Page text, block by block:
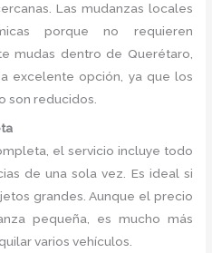
Las mudanzas locales
porque no requieren
mudas dentro de Querétaro,
excelente opción, ya que los
son reducidos.
el servicio incluye todo
de una sola vez. Es ideal si
grandes. Aunque el precio
pequeña, es mucho más
varios vehículos.